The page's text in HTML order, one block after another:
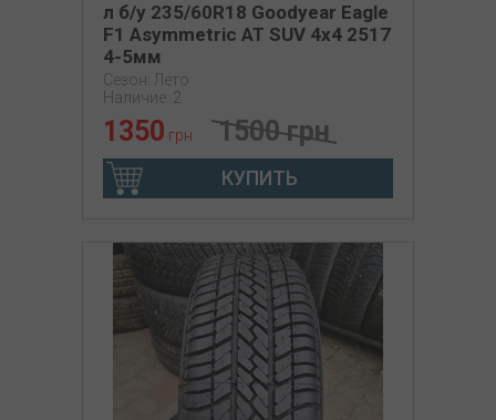
л б/у 235/60R18 Goodyear Eagle
F1 Asymmetric AT SUV 4x4 2517
4-5мм
Сезон: Лето
Наличие: 2
1350 грн 1500 грн
КУПИТЬ